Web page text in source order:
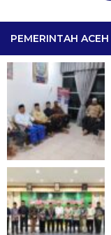
PEMERINTAH ACEH